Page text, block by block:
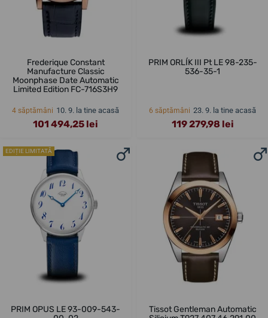
Frederique Constant
Manufacture Classic
Moonphase Date Automatic
Limited Edition FC-716S3H9
4 săptămâni 10. 9. la tine acasă
101 494,25 lei
PRIM ORLÍK III Pt LE 98-235-
536-35-1
6 săptămâni 23. 9. la tine acasă
119 279,98 lei
EDIȚIE LIMITATĂ
PRIM OPUS LE 93-009-543-
Tissot Gentleman Automatic